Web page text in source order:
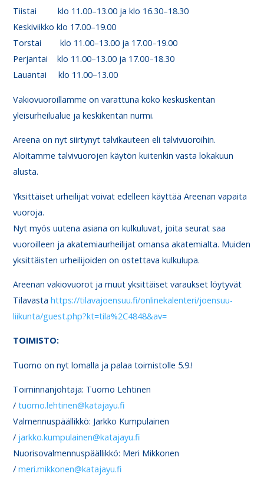
Tiistai klo 11.00–13.00 ja klo 16.30–18.30
Keskiviikko klo 17.00–19.00
Torstai klo 11.00–13.00 ja 17.00–19.00
Perjantai klo 11.00–13.00 ja 17.00–18.30
Lauantai klo 11.00–13.00
Vakiovuoroillamme on varattuna koko keskuskentän
yleisurheilualue ja keskikentän nurmi.
Areena on nyt siirtynyt talvikauteen eli talvivuoroihin.
Aloitamme talvivuorojen käytön kuitenkin vasta lokakuun
alusta.
Yksittäiset urheilijat voivat edelleen käyttää Areenan vapaita
vuoroja.
Nyt myös uutena asiana on kulkuluvat, joita seurat saa
vuoroilleen ja akatemiaurheilijat omansa akatemialta. Muiden
yksittäisten urheilijoiden on ostettava kulkulupa.
Areenan vakiovuorot ja muut yksittäiset varaukset löytyvät
Tilavasta https://tilavajoensuu.fi/onlinekalenteri/joensuu-
liikunta/guest.php?kt=tila%2C4848&av=
TOIMISTO:
Tuomo on nyt lomalla ja palaa toimistolle 5.9.!
Toiminnanjohtaja: Tuomo Lehtinen
/tuomo.lehtinen@katajayu.fi
Valmennuspäällikkö: Jarkko Kumpulainen
/ jarkko.kumpulainen@katajayu.fi
Nuorisovalmennuspäällikkö: Meri Mikkonen
/meri.mikkonen@katajayu.fi